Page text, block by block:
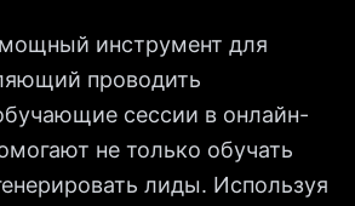
инструмент для
проводить
сессии в онлайн-
не только обучать
лиды. Используя